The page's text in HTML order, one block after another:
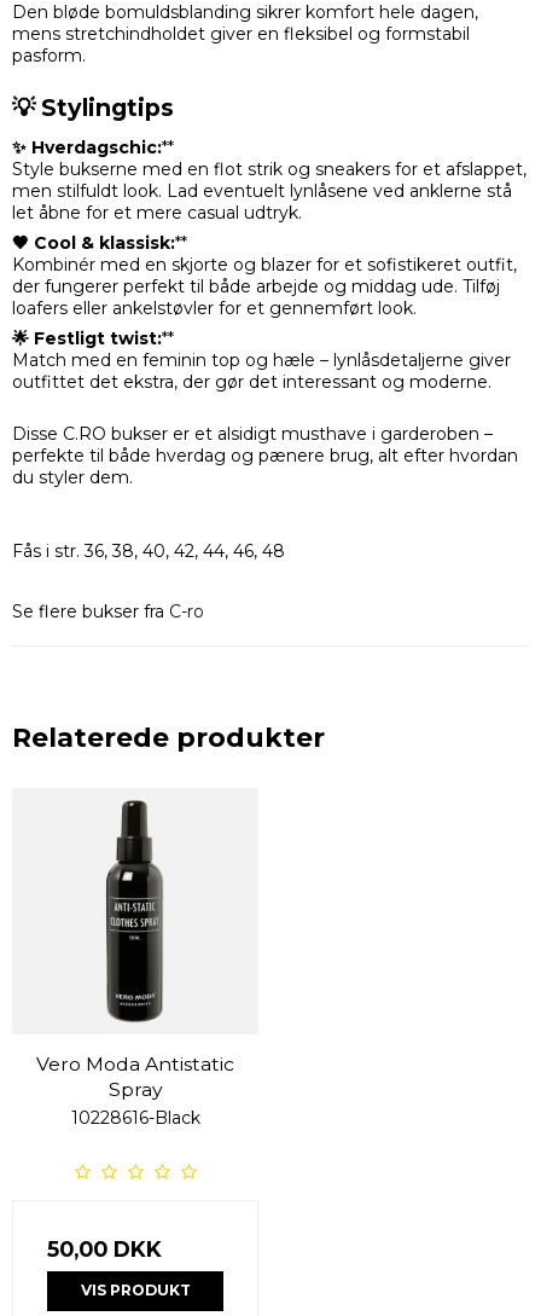
Den bløde bomuldsblanding sikrer komfort hele dagen,
mens stretchindholdet giver en fleksibel og formstabil
pasform.
💡 Stylingtips
✨ Hverdagschic:**
Style bukserne med en flot strik og sneakers for et afslappet,
men stilfuldt look. Lad eventuelt lynlåsene ved anklerne stå
let åbne for et mere casual udtryk.
🖤 Cool & klassisk:**
Kombinér med en skjorte og blazer for et sofistikeret outfit,
der fungerer perfekt til både arbejde og middag ude. Tilføj
loafers eller ankelstøvler for et gennemført look.
🌟 Festligt twist:**
Match med en feminin top og hæle – lynlåsdetaljerne giver
outfittet det ekstra, der gør det interessant og moderne.
Disse C.RO bukser er et alsidigt musthave i garderoben –
perfekte til både hverdag og pænere brug, alt efter hvordan
du styler dem.
Fås i str. 36, 38, 40, 42, 44, 46, 48
Se flere bukser fra C-ro
Relaterede produkter
Vero Moda Antistatic
Spray
10228616-Black
50,00 DKK
VIS PRODUKT